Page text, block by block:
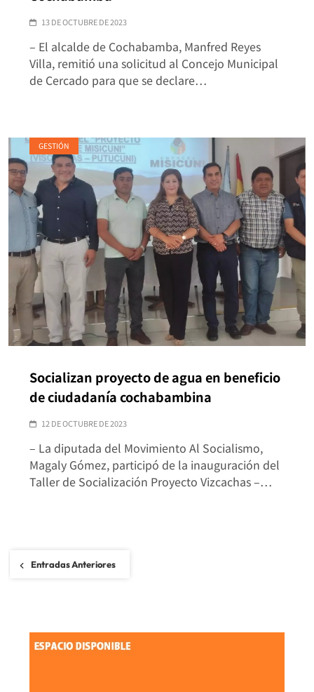
13 DE OCTUBRE DE 2023
– El alcalde de Cochabamba, Manfred Reyes
Villa, remitió una solicitud al Concejo Municipal
de Cercado para que se declare…
GESTIÓN
Socializan proyecto de agua en beneficio
de ciudadanía cochabambina
12 DE OCTUBRE DE 2023
– La diputada del Movimiento Al Socialismo,
Magaly Gómez, participó de la inauguración del
Taller de Socialización Proyecto Vizcachas –…
Navegación
Entradas Anteriores